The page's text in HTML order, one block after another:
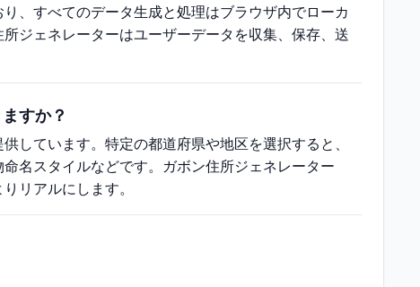
、すべてのデータ生成と処理はブラウザ内でローカ
ジェネレーターはユーザーデータを収集、保存、送
すか？
しています。特定の都道府県や地区を選択すると、
名スタイルなどです。ガボン住所ジェネレーター
リアルにします。